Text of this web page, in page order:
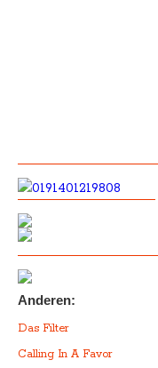
Anderen:
Das Filter
Calling In A Favor